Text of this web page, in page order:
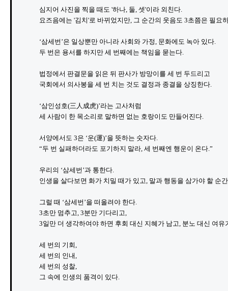
심지어 사진을 찍을 때도 '하나, 둘, 셋'이라 외친다.
요즈음에는 '김치'로 바뀌었지만, 그 순간의 웃음도 3초쯤은 필요
‘삼세번’은 일상뿐만 아니라 사회와 가정, 문화에도 녹아 있다.
두 번은 용서를 하지만 세 번째에는 책임을 묻는다.
법정에서 판결문을 읽은 뒤 판사가 방망이를 세 번 두드리고
국회에서 의사봉을 세 번 치는 것도 결정과 종결을 상징한다.
‘삼인성호(三人成虎)’라는 고사처럼
세 사람이 한 목소리로 말하면 없는 호랑이도 만들어진다.
서양에서도 3은 ‘운(運)’을 뜻하는 숫자다.
“두 번 실패하더라도 포기하지 말라, 세 번째엔 행운이 온다.”
우리의 ‘삼세번’과 통한다.
인생을 살다보면 화가 치밀 때가 있고, 말과 행동을 삼가야 할 순
그럴 때 ‘삼세번’을 떠올려야 한다.
3초만 멈추고, 3분만 기다리고,
3일만 더 생각하여야 하면 후회 대신 지혜가 남고, 분노 대신 여유
세 번의 기회,
세 번의 인내,
세 번의 성찰,
그 속에 인생의 품격이 있다.